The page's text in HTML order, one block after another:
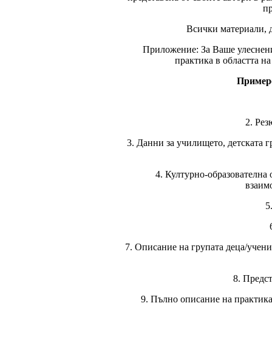
Всички материали,
Приложение: За Ваше
практика в областта
2.
3. Данни за училището, детската
4. Културно-образователна
7. Описание на групата деца/
8.
9. Пълно описание на